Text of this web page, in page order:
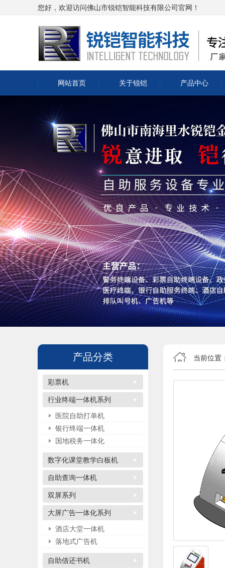
您好，欢迎访问佛山市锐铠智能科技有限公司官网！
网站首页 关于锐铠 产品中心
产品分类
彩票机
行业终端一体机系列
医院自助打单机
银行终端一体机
国地税务一体化
数字化课堂教学白板机
自助查询一体机
双屏系列
大屏广告一体化系列
酒店大堂一体机
落地式广告机
自助借还书机
当前位置